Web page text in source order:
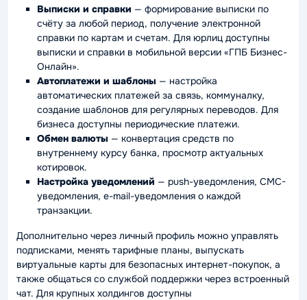
Выписки и справки — формирование выписки по
счёту за любой период, получение электронной
справки по картам и счетам. Для юрлиц доступны
выписки и справки в мобильной версии «ГПБ Бизнес-
Онлайн».
Автоплатежи и шаблоны — настройка
автоматических платежей за связь, коммуналку,
создание шаблонов для регулярных переводов. Для
бизнеса доступны периодические платежи.
Обмен валюты — конвертация средств по
внутреннему курсу банка, просмотр актуальных
котировок.
Настройка уведомлений — push-уведомления, СМС-
уведомления, e-mail-уведомления о каждой
транзакции.
Дополнительно через личный профиль можно управлять
подписками, менять тарифные планы, выпускать
виртуальные карты для безопасных интернет-покупок, а
также общаться со службой поддержки через встроенный
чат. Для крупных холдингов доступны